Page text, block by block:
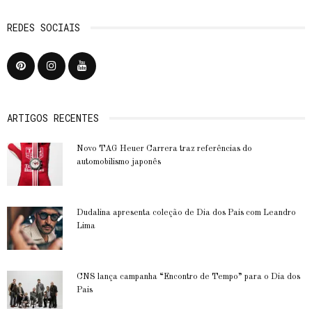
REDES SOCIAIS
ARTIGOS RECENTES
Novo TAG Heuer Carrera traz referências do
automobilismo japonês
Dudalina apresenta coleção de Dia dos Pais com Leandro
Lima
CNS lança campanha “Encontro de Tempo” para o Dia dos
Pais